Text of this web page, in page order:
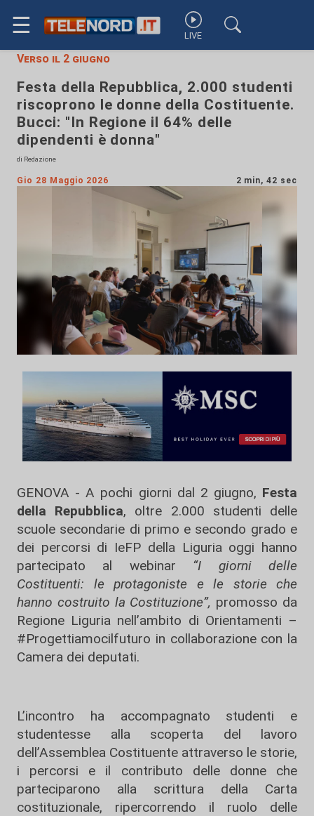
☰ LIVE
Verso il 2 giugno
Festa della Repubblica, 2.000 studenti
riscoprono le donne della Costituente.
Bucci: "In Regione il 64% delle
dipendenti è donna"
di Redazione
Gio 28 Maggio 2026 2 min, 42 sec
GENOVA - A pochi giorni dal 2 giugno, Festa
della Repubblica, oltre 2.000 studenti delle
scuole secondarie di primo e secondo grado e
dei percorsi di IeFP della Liguria oggi hanno
partecipato al webinar “I giorni delle
Costituenti: le protagoniste e le storie che
hanno costruito la Costituzione”, promosso da
Regione Liguria nell’ambito di Orientamenti –
#Progettiamocilfuturo in collaborazione con la
Camera dei deputati.
L’incontro ha accompagnato studenti e
studentesse alla scoperta del lavoro
dell’Assemblea Costituente attraverso le storie,
i percorsi e il contributo delle donne che
parteciparono alla scrittura della Carta
costituzionale, ripercorrendo il ruolo delle